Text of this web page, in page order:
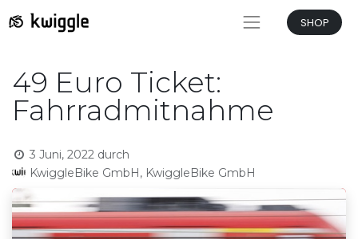
SHOP
49 Euro Ticket:
Fahrradmitnahme
3 Juni, 2022 durch
KwiggleBike GmbH, KwiggleBike GmbH